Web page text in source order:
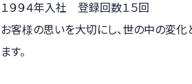
１９９４年入社 登録回数１５回
お客様の思いを大切にし、世の中の変
ます。